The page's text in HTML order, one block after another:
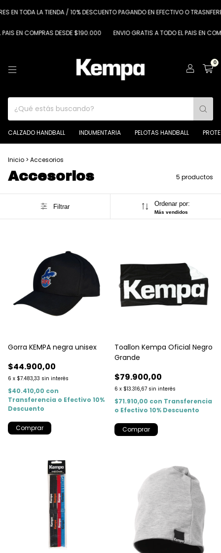
EN TODA LA TIENDA / 10% DESCUENTO PAGANDO EN EFECTIVO O
EN COMPRAS DESDE $190.000 ENVIO GRATIS A TODO EL PAIS EN
0
CALZADO HANDBALL INDUMENTARIA PELOTAS HANDBALL
Inicio > Accesorios
Accesorios 5 productos
Filtrar Ordenar por:
Más vendidos
Gorra KEMPA negra unisex
$44.900,00
6 x $7.483,33 sin interés
$40.410,00 con
Transferencia o Efectivo 10%
Descuento
Toallon Kempa Oficial Negro
Grande
$79.900,00
6 x $13.316,67 sin interés
$71.910,00 con Transferencia
o Efectivo 10% Descuento